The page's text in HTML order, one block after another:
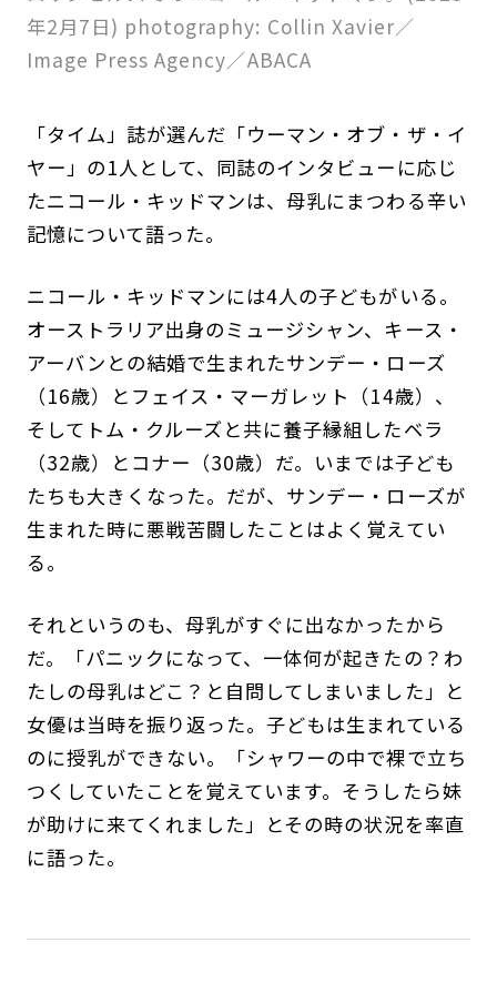
年2月7日) photography: Collin Xavier／
Image Press Agency／ABACA
「タイム」誌が選んだ「ウーマン・オブ・ザ・イ
ヤー」の1人として、同誌のインタビューに応じ
たニコール・キッドマンは、母乳にまつわる辛い
記憶について語った。
ニコール・キッドマンには4人の子どもがいる。
オーストラリア出身のミュージシャン、キース・
アーバンとの結婚で生まれたサンデー・ローズ
（16歳）とフェイス・マーガレット（14歳）、
そしてトム・クルーズと共に養子縁組したベラ
（32歳）とコナー（30歳）だ。いまでは子ども
たちも大きくなった。だが、サンデー・ローズが
生まれた時に悪戦苦闘したことはよく覚えてい
る。
それというのも、母乳がすぐに出なかったから
だ。「パニックになって、一体何が起きたの？わ
たしの母乳はどこ？と自問してしまいました」と
女優は当時を振り返った。子どもは生まれている
のに授乳ができない。「シャワーの中で裸で立ち
つくしていたことを覚えています。そうしたら妹
が助けに来てくれました」とその時の状況を率直
に語った。